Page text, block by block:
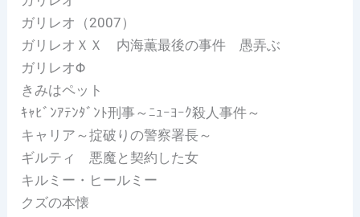
ガリレオ（2007）
ガリレオＸＸ 内海薫最後の事件 愚弄ぶ
ガリレオΦ
きみはペット
ｷｬﾋﾞﾝｱﾃﾝﾀﾞﾝﾄ刑事～ﾆｭｰﾖｰｸ殺人事件～
キャリア～掟破りの警察署長～
ギルティ 悪魔と契約した女
キルミー・ヒールミー
クズの本懐